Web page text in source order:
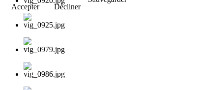
Accepter
Décliner